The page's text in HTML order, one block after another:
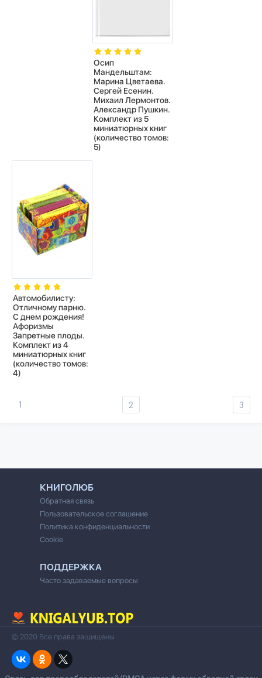
Осип
Мандельштам:
Марина Цветаева.
Сергей Есенин.
Михаил Лермонтов.
Александр Пушкин.
Комплект из 5
миниатюрных книг
(количество томов:
5)
Автомобилисту:
Отличному парню.
С днем рождения!
Афоризмы
Запретные плоды.
Комплект из 4
миниатюрных книг
(количество томов:
4)
1 2 3
КНИГОЛЮБ
Обратная связь
Пользовательское соглашение
Политика конфиденциальности
Cookie
ПОДДЕРЖКА
Часто задаваемые вопросы
© 2020 Все права защищены